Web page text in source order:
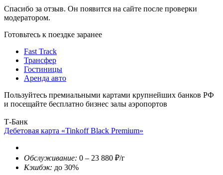
Спасибо за отзыв. Он появится на сайте после проверки
модератором.
Готовьтесь к поездке заранее
Fast Track
Трансфер
Гостиницы
Аренда авто
Пользуйтесь премиальными картами крупнейших банков РФ
и посещайте бесплатно бизнес залы аэропортов
Т-Банк
Дебетовая карта «Tinkoff Black Premium»
Обслуживание: 0 – 23 880 ₽/г
Кэшбэк: до 30%